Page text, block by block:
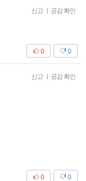
신고 | 공감 확인
0
0
신고 | 공감 확인
0
0